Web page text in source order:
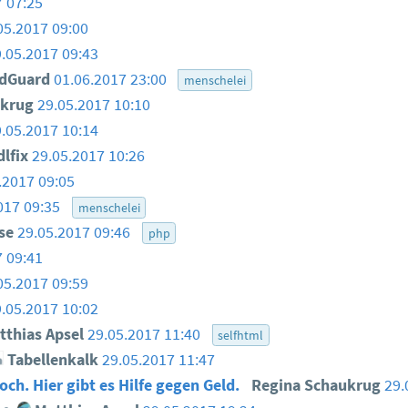
09:00
09:43
01.06.2017 23:00 menschelei
29.05.2017 10:10
10:14
29.05.2017 10:26
09:05
09:35
menschelei
29.05.2017 09:46 php
09:41
09:59
10:02
Apsel29.05.2017 11:40 selfhtml
Tabellenkalk29.05.2017 11:47
Hier gibt es Hilfe gegen Geld.
Regina Schaukrug